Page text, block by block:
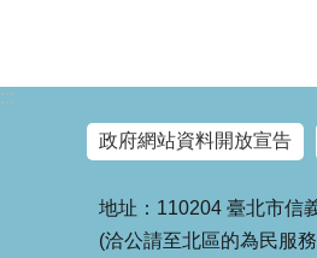
:::
政府網站資料開放宣告
地址：110204 臺北市信
(洽公請至北區的為民服